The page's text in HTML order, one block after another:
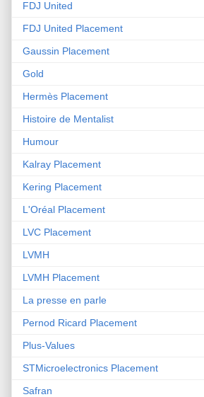
FDJ United
FDJ United Placement
Gaussin Placement
Gold
Hermès Placement
Histoire de Mentalist
Humour
Kalray Placement
Kering Placement
L'Oréal Placement
LVC Placement
LVMH
LVMH Placement
La presse en parle
Pernod Ricard Placement
Plus-Values
STMicroelectronics Placement
Safran